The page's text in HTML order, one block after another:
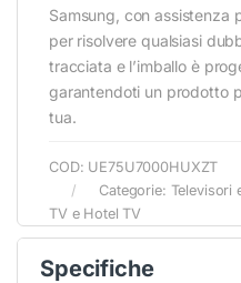
Samsung, con assistenza
per risolvere qualsiasi
tracciata e l’imballo è
garantendoti un prodotto
tua.
COD: UE75U7000HUXZT
Categorie: Televisori
TV e Hotel TV
Specifiche